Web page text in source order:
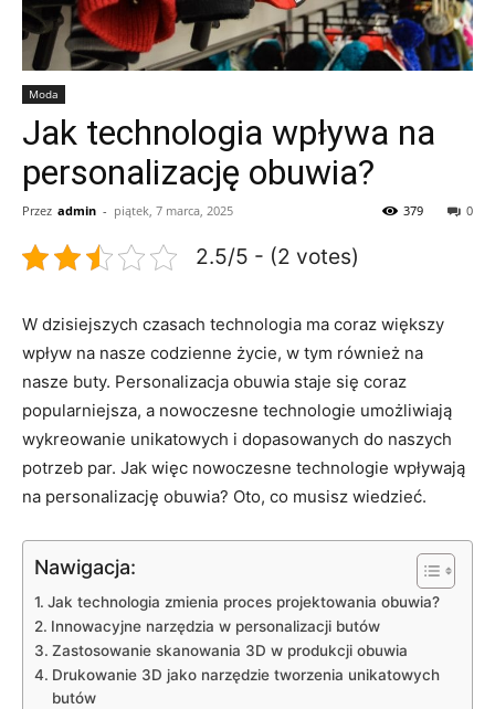
Moda
Jak technologia wpływa na
personalizację obuwia?
Przez admin - piątek, 7 marca, 2025 0
379
2.5/5 - (2 votes)
W ‍dzisiejszych czasach technologia ⁣ma ‌coraz⁤ większy
wpływ na nasze codzienne życie, w tym również na
nasze buty. Personalizacja obuwia staje się coraz​
popularniejsza,⁣ a nowoczesne technologie umożliwiają
wykreowanie⁢ unikatowych i dopasowanych do naszych
potrzeb par. ‌Jak więc nowoczesne ⁢technologie ​wpływają
na personalizację obuwia? Oto, co musisz wiedzieć.
Nawigacja:
Jak technologia zmienia proces projektowania obuwia?
Innowacyjne​ narzędzia w ⁢personalizacji butów
Zastosowanie skanowania 3D w produkcji⁣ obuwia
Drukowanie ‌3D jako narzędzie tworzenia ‍unikatowych
butów